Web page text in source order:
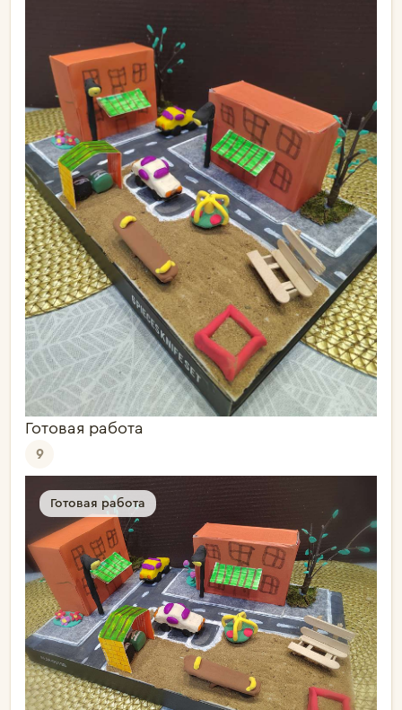
Готовая работа
9
Готовая работа